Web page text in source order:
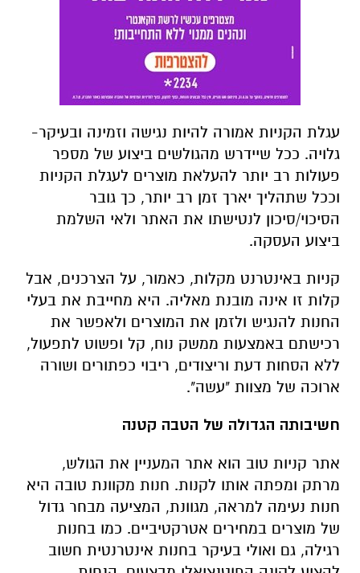
עגלת הקניות אמורה להיות נגישה וזמינה ובעיקר-
גלויה. ככל שיידרש מהגולשים ביצוע של מספר
פעולות רב יותר להעלאת מוצרים לעגלת הקניות
וככל שתהליך יארך זמן רב יותר, כך גובר
הסיכוי/סיכון לנטישתו את האתר ולאי השלמת
ביצוע העסקה.
קניות באינטרנט מקלות, כאמור, על הצרכנים, אבל
קלות זו אינה מובנת מאליה. היא מחייבת את בעלי
החנות להנגיש ולזמן את המוצרים ולאפשר את
רכישתם באמצעות ממשק נוח, קל ופשוט לתפעול,
ללא הסחות דעת וריצודים, ריבוי כפתורים ושורה
ארוכה של מצוות "עשה".
חשיבותה הגדולה של הטבה קטנה
אתר קניות טוב הוא אתר המעניין את הגולש,
מרתק ומפתה אותו לקנות. חנות מקוונת טובה היא
חנות נעימה למראה, מגוונת, המציעה מבחר גדול
של מוצרים במחירים אטרקטיביים. כמו בחנות
רגילה, גם ואולי בעיקר בחנות אינטרנטית חשוב